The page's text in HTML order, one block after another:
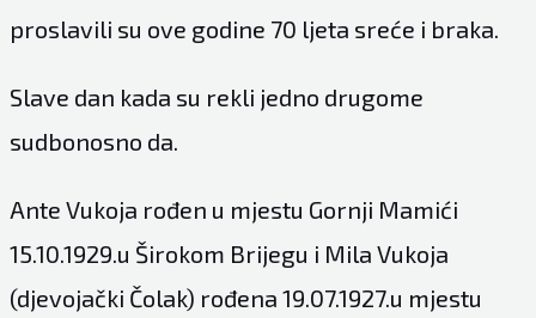
proslavili su ove godine 70 ljeta sreće i braka.
Slave dan kada su rekli jedno drugome
sudbonosno da.
Ante Vukoja rođen u mjestu Gornji Mamići
15.10.1929.u Širokom Brijegu i Mila Vukoja
(djevojački Čolak) rođena 19.07.1927.u mjestu